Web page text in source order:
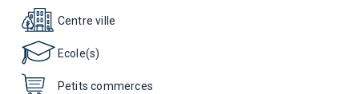
Centre ville
Ecole(s)
Petits commerces